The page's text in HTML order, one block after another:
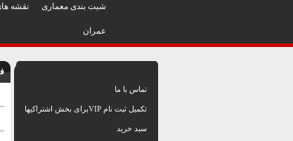
شيت بندی معماری نقشه
عمران
تماس با ما
تکمیل ثبت نام VIPبرای بخش اشتراکیها
سبد خرید